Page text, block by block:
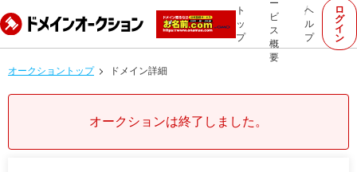
ト
ッ
プ
ー
ビ
ス
概
要
ヘ
ル
プ
ロ
グ
イ
ン
オークショントップ ドメイン詳細
オークションは終了しました。